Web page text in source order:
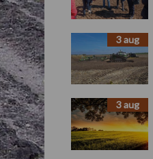
3 aug
3 aug